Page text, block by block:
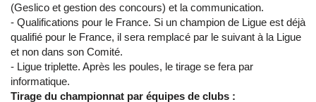
(Geslico et gestion des concours) et la communication.
- Qualifications pour le France. Si un champion de Ligue est déjà
qualifié pour le France, il sera remplacé par le suivant à la Ligue
et non dans son Comité.
- Ligue triplette. Après les poules, le tirage se fera par
informatique.
Tirage du championnat par équipes de clubs :